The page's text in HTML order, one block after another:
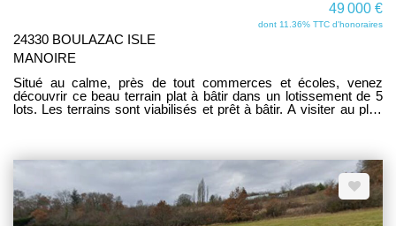
49 000 €
dont 11.36% TTC d'honoraires
24330 BOULAZAC ISLE
MANOIRE
Situé au calme, près de tout commerces et écoles, venez
découvrir ce beau terrain plat à bâtir dans un lotissement de 5
lots. Les terrains sont viabilisés et prêt à bâtir. A visiter au plus